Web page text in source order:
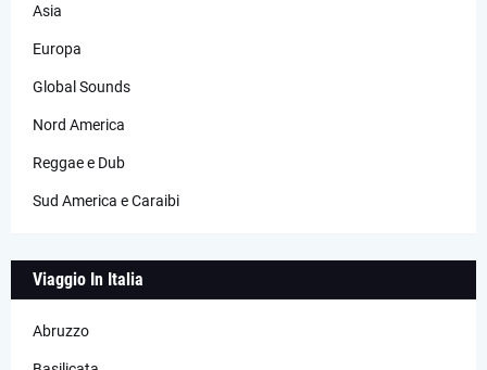
Asia
Europa
Global Sounds
Nord America
Reggae e Dub
Sud America e Caraibi
Viaggio In Italia
Abruzzo